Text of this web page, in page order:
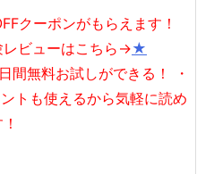
クーポンがもらえます！
レビューはこちら→★
間無料お試しができる！ ・
トも使えるから気軽に読め